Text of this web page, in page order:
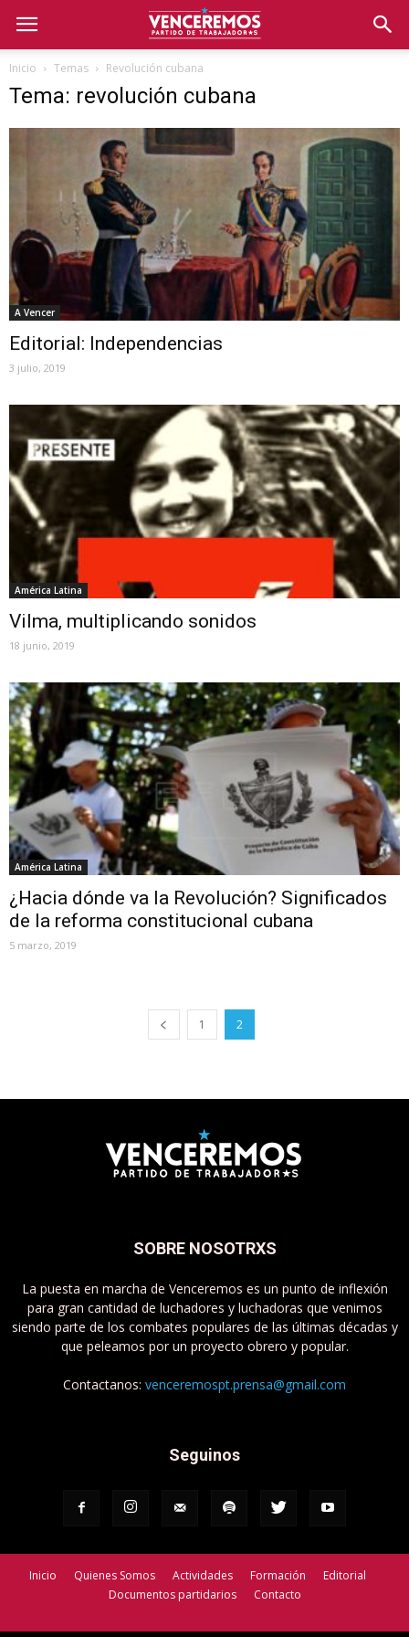
Inicio Temas Revolución cubana
Tema: revolución cubana
A Vencer
Editorial: Independencias
3 julio, 2019
América Latina
Vilma, multiplicando sonidos
18 junio, 2019
América Latina
¿Hacia dónde va la Revolución? Significados
de la reforma constitucional cubana
5 marzo, 2019
1 2
SOBRE NOSOTRXS
La puesta en marcha de Venceremos es un punto de inflexión
para gran cantidad de luchadores y luchadoras que venimos
siendo parte de los combates populares de las últimas décadas y
que peleamos por un proyecto obrero y popular.
Contactanos: venceremospt.prensa@gmail.com
Seguinos
Inicio Quienes Somos Actividades Formación
Editorial
Documentos partidarios
Contacto